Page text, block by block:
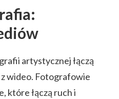
artystycznej łączą
wideo. Fotografowie
które łączą ruch i